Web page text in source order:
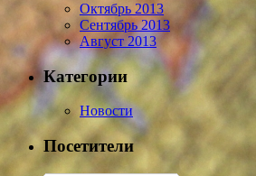
Октябрь 2013
Сентябрь 2013
Август 2013
Категории
Новости
Посетители